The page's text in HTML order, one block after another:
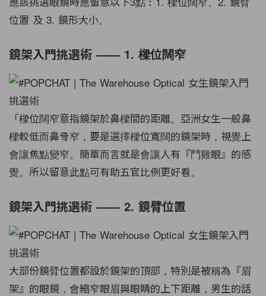
位置 及 3. 鏡形大小。
鏡架入門挑選術 —— 1. 樑位闊窄
「樑位闊窄意指鏡架於鼻樑間的距離。亞洲女生一般鼻
樑較低而鼻骨窄，要是選擇樑位寬闊的鏡架時，視覺上
會讓焦點變窄。簡單而言就是會讓人有『鬥雞眼』的感
覺。所以留意此點可有助五官比例更好看。
鏡架入門挑選術 —— 2. 鏡臂位置
大部份鏡臂位置都設於鏡架的頂部，特別是被稱為『眉
架』的眼鏡，會縮窄眼眉與眼睛的上下距離，男生的話